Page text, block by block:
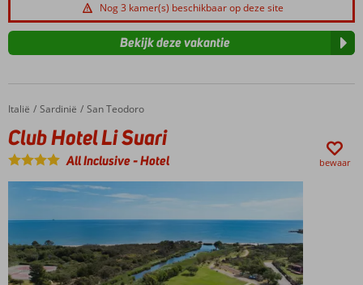
Nog 3 kamer(s) beschikbaar op deze site
Bekijk deze vakantie
Home
Italië Sardinië San Teodoro
Club Hotel Li Suari
Club Hotel Li Suari
All Inclusive-Hotel bewaar